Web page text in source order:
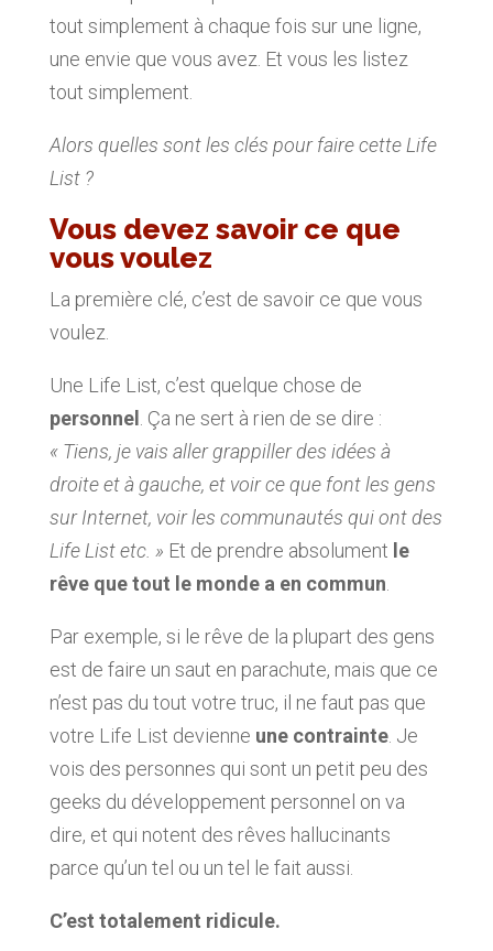
tout simplement à chaque fois sur une ligne,
une envie que vous avez. Et vous les listez
tout simplement.
Alors quelles sont les clés pour faire cette Life
List ?
Vous devez savoir ce que
vous voulez
La première clé, c’est de savoir ce que vous
voulez.
Une Life List, c’est quelque chose de
personnel . Ça ne sert à rien de se dire :
« Tiens, je vais aller grappiller des idées à
droite et à gauche, et voir ce que font les gens
sur Internet, voir les communautés qui ont des
Life List etc. » Et de prendre absolument le
rêve que tout le monde a en commun.
Par exemple, si le rêve de la plupart des gens
est de faire un saut en parachute, mais que ce
n’est pas du tout votre truc, il ne faut pas que
votre Life List devienne une contrainte. Je
vois des personnes qui sont un petit peu des
geeks du développement personnel on va
dire, et qui notent des rêves hallucinants
parce qu’un tel ou un tel le fait aussi.
C’est totalement ridicule.